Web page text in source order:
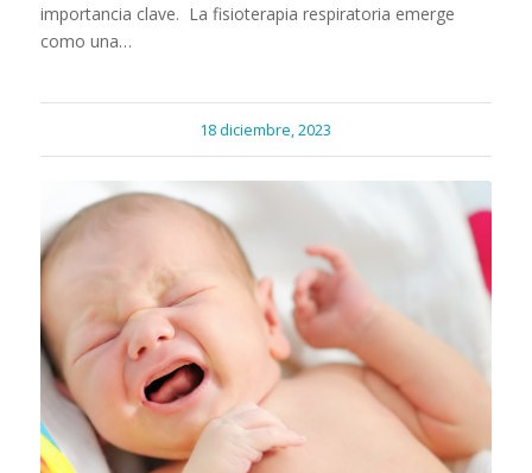
importancia clave. La fisioterapia respiratoria emerge
como una…
18 diciembre, 2023